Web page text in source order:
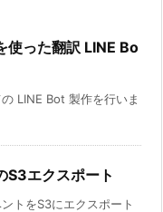
使った翻訳 LINE Bo
LINE Bot 製作を行いま
エクスポート
トをS3にエクスポート